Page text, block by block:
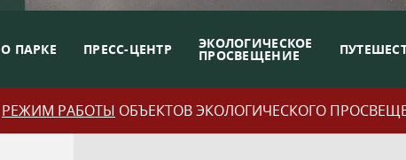
О ПАРКЕ ПРЕСС-ЦЕНТР ЭКОЛОГИЧЕСКОЕ
ПРОСВЕЩЕНИЕ
РЕЖИМ РАБОТЫ ОБЪЕКТОВ ЭКОЛОГИЧЕСКОГО